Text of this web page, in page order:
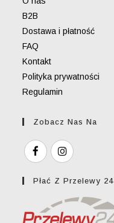
B2B
Dostawa i płatność
FAQ
Kontakt
Polityka prywatności
Regulamin
Zobacz Nas Na
Płać Z Przelewy 24